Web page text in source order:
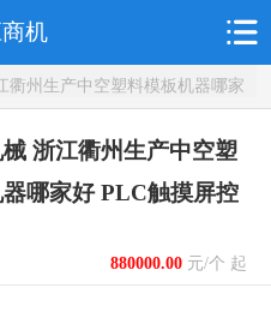
机
州生产中空塑料模板机器哪家
浙江衢州生产中空塑
哪家好 PLC触摸屏控
880000.00元/个 起